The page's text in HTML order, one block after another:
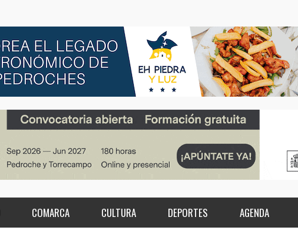
COMARCA CULTURA DEPORTES AGENDA